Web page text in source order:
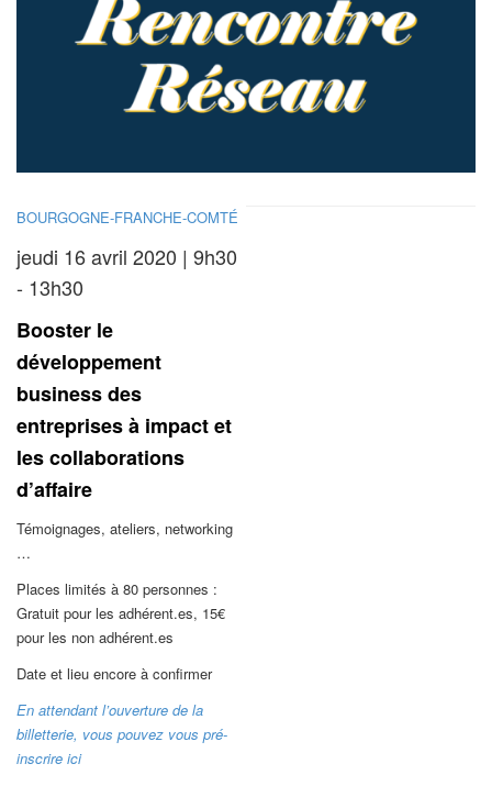
BOURGOGNE-FRANCHE-COMTÉ
jeudi 16 avril 2020 | 9h30
- 13h30
Booster le
développement
business des
entreprises à impact et
les collaborations
d’affaire
Témoignages, ateliers, networking
…
Places limités à 80 personnes :
Gratuit pour les adhérent.es, 15€
pour les non adhérent.es
Date et lieu encore à confirmer
En attendant l’ouverture de la
billetterie, vous pouvez vous pré-
inscrire ici